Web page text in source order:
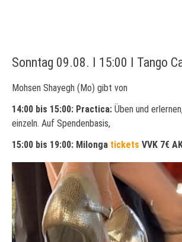
Sonntag 09.08. I 15:00 I Tango
Mohsen Shayegh (Mo) gibt von
14:00 bis 15:00: Practica: Üben und
einzeln. Auf Spendenbasis,
15:00 bis 19:00: Milonga tickets VVK 7€